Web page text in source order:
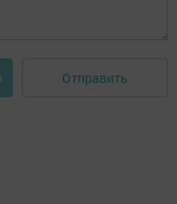
Отправить